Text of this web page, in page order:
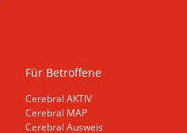
Für Betroffene
Cerebral AKTIV
Cerebral MAP
Cerebral Ausweis